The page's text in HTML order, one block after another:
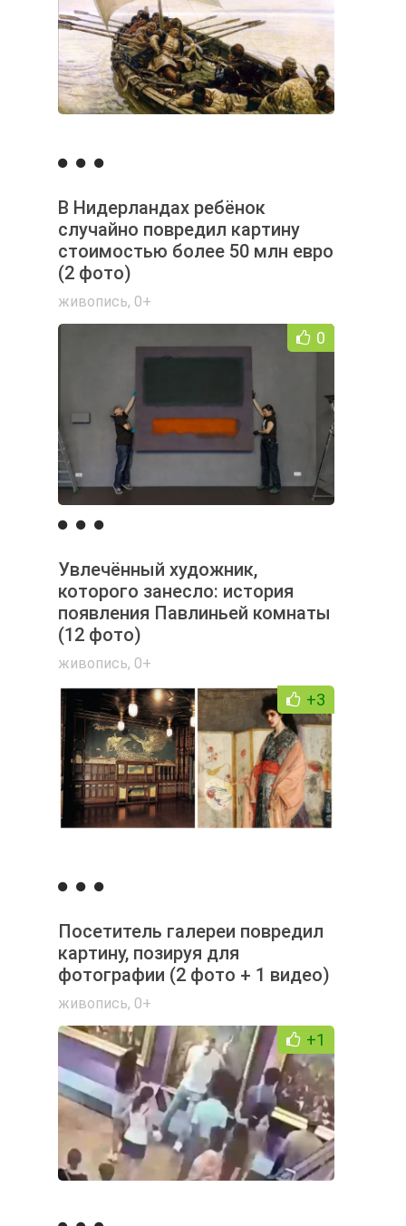
В Нидерландах ребёнок
случайно повредил картину
стоимостью более 50 млн евро
(2 фото)
живопись, 0+
0
Увлечённый художник,
которого занесло: история
появления Павлиньей комнаты
(12 фото)
живопись, 0+
+3
Посетитель галереи повредил
картину, позируя для
фотографии (2 фото + 1 видео)
живопись, 0+
+1